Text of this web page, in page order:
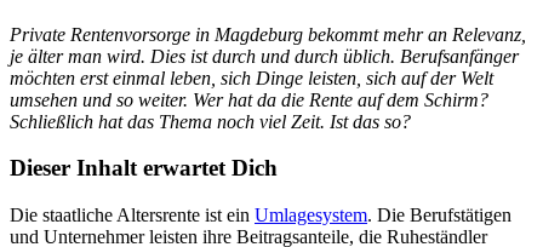
Private Rentenvorsorge in Magdeburg bekommt mehr an Relevanz,
je älter man wird. Dies ist durch und durch üblich. Berufsanfänger
möchten erst einmal leben, sich Dinge leisten, sich auf der Welt
umsehen und so weiter. Wer hat da die Rente auf dem Schirm?
Schließlich hat das Thema noch viel Zeit. Ist das so?
Dieser Inhalt erwartet Dich
Die staatliche Altersrente ist ein Umlagesystem. Die Berufstätigen
und Unternehmer leisten ihre Beitragsanteile, die Ruheständler